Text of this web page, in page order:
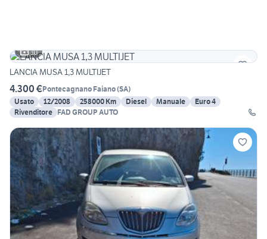
10
LANCIA MUSA 1,3 MULTIJET
4.300 €Pontecagnano Faiano(SA)
Usato
12/2008 258000 Km Diesel Manuale
Euro 4
Rivenditore FAD GROUP AUTO